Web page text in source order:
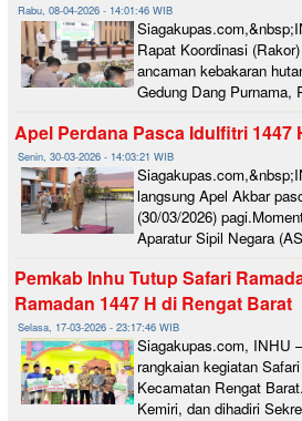
Rabu, 08-04-2026 - 14:01:46 WIB
Rapat Koordinasi
ancaman kebakaran
Gedung Dang Purnama,
Apel Perdana Pasca Idulfitri
Senin, 30-03-2026 - 14:03:21 WIB
langsung Apel Akbar
(30/03/2026)
Aparatur Sipil Negara
Pemkab Inhu Tutup Safari
Ramadan 1447 H di Rengat Barat
Selasa, 17-03-2026 - 23:17:46 WIB
Siagakupas.com, INHU
rangkaian kegiatan
Kecamatan Rengat
Kemiri, dan dihadiri